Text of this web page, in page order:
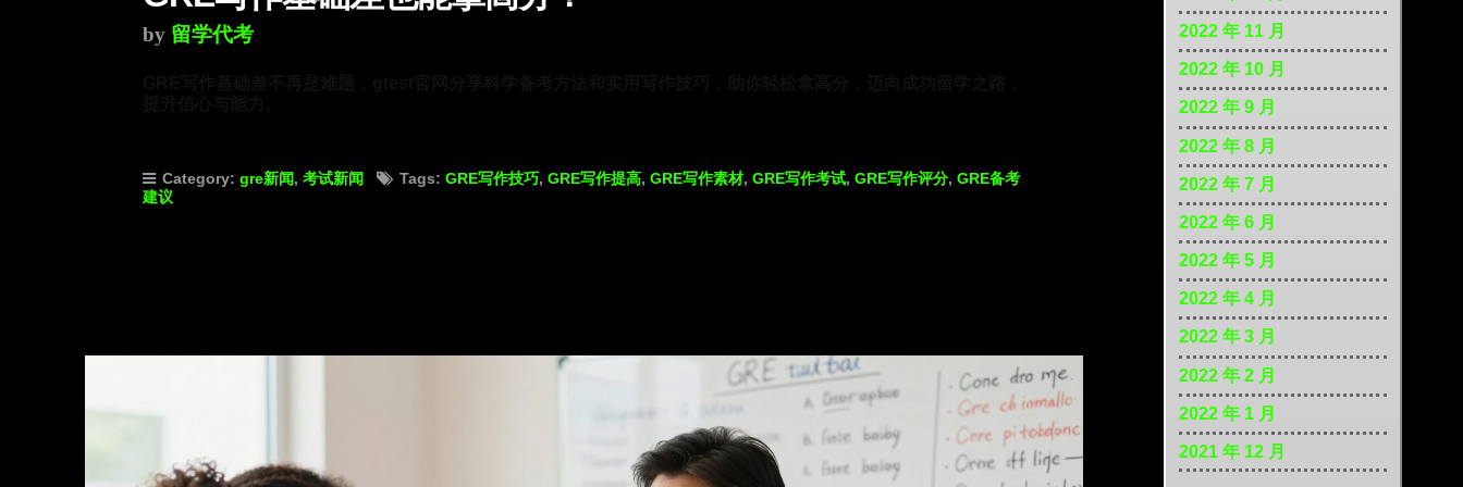
by 留学代考
Category: gre新闻, 考试新闻 Tags: GRE写作技巧, GRE写作提高, GRE写作素材, GRE写作考试, GRE写作评分, GRE备考
建议
2022 年 11 月
2022 年 10 月
2022 年 9 月
2022 年 8 月
2022 年 7 月
2022 年 6 月
2022 年 5 月
2022 年 4 月
2022 年 3 月
2022 年 2 月
2022 年 1 月
2021 年 12 月